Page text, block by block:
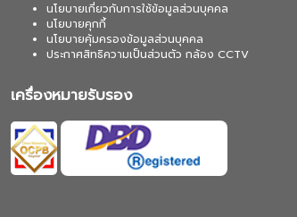
นโยบายเกี่ยวกับการใช้ข้อมูลส่วนบุคคล
นโยบายคุกกี้
นโยบายคุ้มครองข้อมูลส่วนบุคคล
ประกาศสิทธิความเป็นส่วนตัว กล้อง CCTV
เครื่องหมายรับรอง